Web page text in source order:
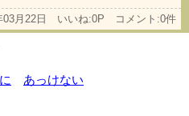
03月22日 いいね:0P コメント:0件
あっけない